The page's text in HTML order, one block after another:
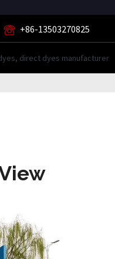
+86-13503270825